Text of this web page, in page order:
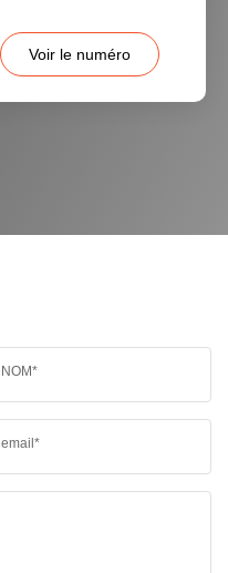
Voir le numéro
NOM*
email*